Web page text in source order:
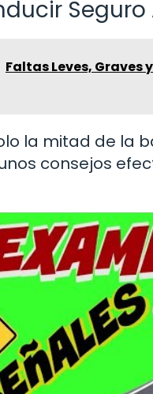
Faltas Leves, Graves
la mitad de la
consejos